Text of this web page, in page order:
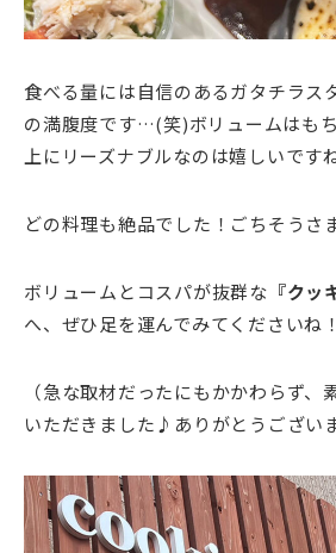
食べる量には自信のあるガタチラス
の満腹度です…(笑)ボリュームはも
上にリーズナブルなのは嬉しいです
どの料理も絶品でした！ごちそうさ
ボリュームとコスパが抜群な 『クッ
へ、ぜひ足を運んでみてくださいね！
（急な取材だったにもかかわらず、
いただきました♪ありがとうござい